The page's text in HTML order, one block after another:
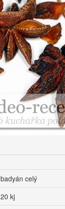
badyán celý
20 kj